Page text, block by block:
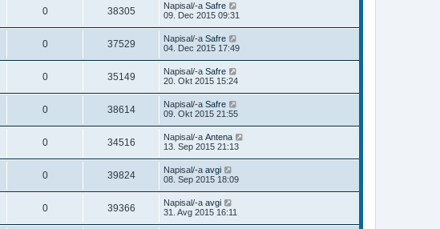
0 38305 Napisal/-a Safre
09. Dec 2015 09:31
0 37529 Napisal/-a Safre
04. Dec 2015 17:49
0 35149 Napisal/-a Safre
20. Okt 2015 15:24
0 38614 Napisal/-a Safre
09. Okt 2015 21:55
0 34516 Napisal/-a Antena
13. Sep 2015 21:13
0 39824 Napisal/-a avgi
08. Sep 2015 18:09
0 39366 Napisal/-a avgi
31. Avg 2015 16:11